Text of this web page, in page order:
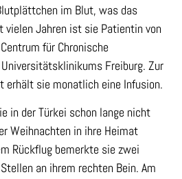
im Blut, was das
vielen Jahren ist sie Patientin von
für Chronische
Freiburg. Zur
erhält sie monatlich eine Infusion.
in der Türkei schon lange nicht
Weihnachten in ihre Heimat
Rückflug bemerkte sie zwei
an ihrem rechten Bein. Am